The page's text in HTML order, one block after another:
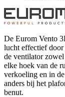
De Eurom Vento
lucht effectief
de ventilator
elke hoek van de
verkoeling en in
anders bij het
benut.